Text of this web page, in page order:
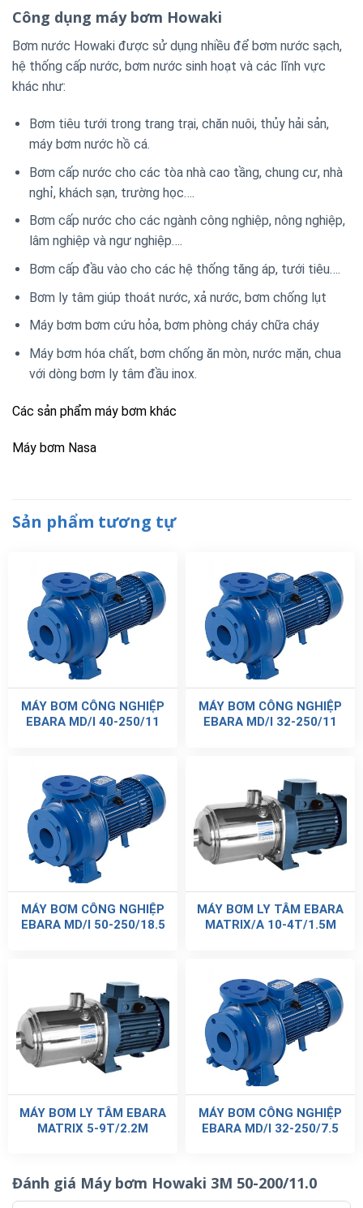
Công dụng máy bơm Howaki
Bơm nước Howaki được sử dụng nhiều để bơm nước sạch,
hệ thống cấp nước, bơm nước sinh hoạt và các lĩnh vực
khác như:
Bơm tiêu tưới trong trang trại, chăn nuôi, thủy hải sản,
máy bơm nước hồ cá.
Bơm cấp nước cho các tòa nhà cao tầng, chung cư, nhà
nghỉ, khách sạn, trường học….
Bơm cấp nước cho các ngành công nghiệp, nông nghiệp,
lâm nghiệp và ngư nghiệp….
Bơm cấp đầu vào cho các hệ thống tăng áp, tưới tiêu….
Bơm ly tâm giúp thoát nước, xả nước, bơm chống lụt
Máy bơm bơm cứu hỏa, bơm phòng cháy chữa cháy
Máy bơm hóa chất, bơm chống ăn mòn, nước mặn, chua
với dòng bơm ly tâm đầu inox.
Các sản phẩm máy bơm khác
Máy bơm Nasa
Sản phẩm tương tự
MÁY BƠM CÔNG NGHIỆP
EBARA MD/I 40-250/11
MÁY BƠM CÔNG NGHIỆP
EBARA MD/I 32-250/11
MÁY BƠM CÔNG NGHIỆP
EBARA MD/I 50-250/18.5
MÁY BƠM LY TÂM EBARA
MATRIX/A 10-4T/1.5M
MÁY BƠM LY TÂM EBARA
MATRIX 5-9T/2.2M
MÁY BƠM CÔNG NGHIỆP
EBARA MD/I 32-250/7.5
Đánh giá Máy bơm Howaki 3M 50-200/11.0